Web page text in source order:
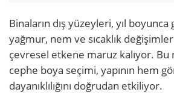
Binaların dış yüzeyleri, yıl boyunca
yağmur, nem ve sıcaklık
çevresel etkene maruz kalıyor. Bu
cephe boya seçimi, yapının hem
dayanıklılığını doğrudan etkiliyor.